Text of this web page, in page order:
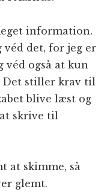
information.
véd det, for jeg er
véd også at kun
Det stiller krav til
blive læst og
skrive til
at skimme, så
glemt.